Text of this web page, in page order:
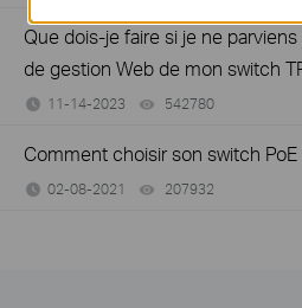
Que dois-je faire si je ne
de gestion Web de mon switch
11-14-2023 542780
Comment choisir son switch PoE
02-08-2021 207932